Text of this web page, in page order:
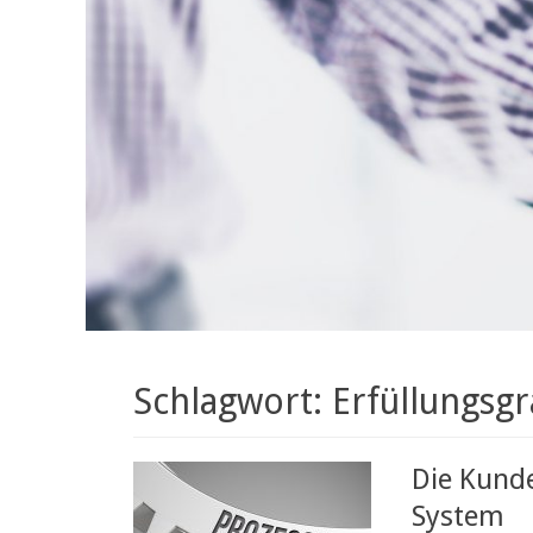
Schlagwort:
Die
System